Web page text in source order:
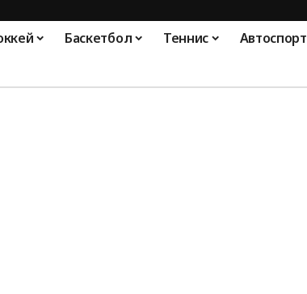
Баскетбол Теннис Автоспорт